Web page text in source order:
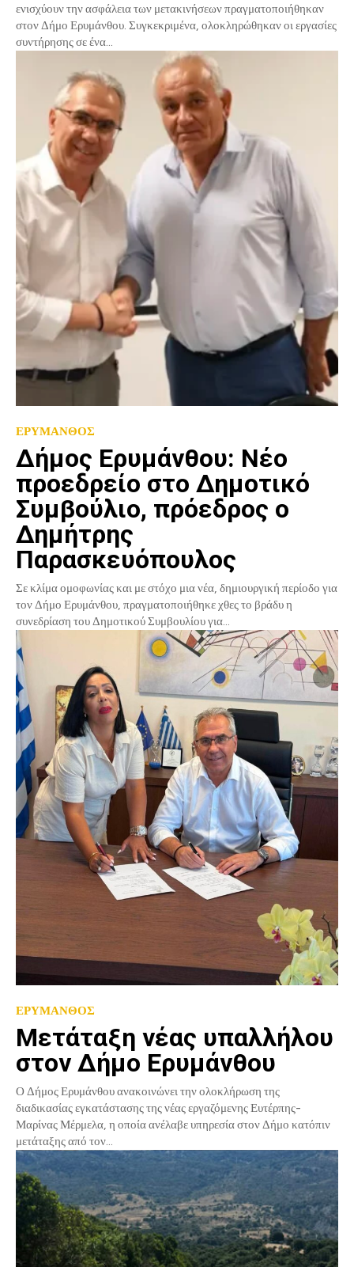
ενισχύουν την ασφάλεια των μετακινήσεων πραγματοποιήθηκαν
στον Δήμο Ερυμάνθου. Συγκεκριμένα, ολοκληρώθηκαν οι εργασίες
συντήρησης σε ένα...
ΕΡΥΜΑΝΘΟΣ
Δήμος Ερυμάνθου: Νέο
προεδρείο στο Δημοτικό
Συμβούλιο, πρόεδρος ο
Δημήτρης
Παρασκευόπουλος
Σε κλίμα ομοφωνίας και με στόχο μια νέα, δημιουργική περίοδο για
τον Δήμο Ερυμάνθου, πραγματοποιήθηκε χθες το βράδυ η
συνεδρίαση του Δημοτικού Συμβουλίου για...
ΕΡΥΜΑΝΘΟΣ
Μετάταξη νέας υπαλλήλου
στον Δήμο Ερυμάνθου
Ο Δήμος Ερυμάνθου ανακοινώνει την ολοκλήρωση της
διαδικασίας εγκατάστασης της νέας εργαζόμενης Ευτέρπης-
Μαρίνας Μέρμελα, η οποία ανέλαβε υπηρεσία στον Δήμο κατόπιν
μετάταξης από τον...